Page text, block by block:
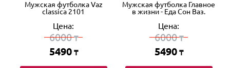
Мужская футболка Vaz
classica 2101
Цена:
6000₸
5490 ₸
Мужская футболка Главное
в жизни - Еда Сон Ваз.
Цена:
6000₸
5490 ₸